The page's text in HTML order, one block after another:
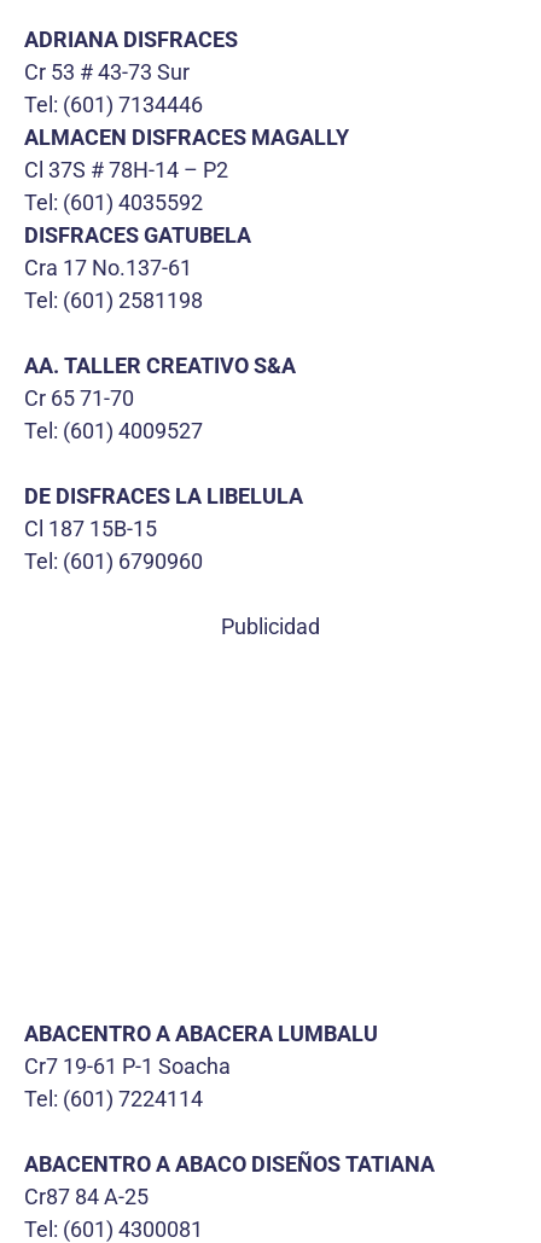
ADRIANA DISFRACES
Cr 53 # 43-73 Sur
Tel: (601) 7134446
ALMACEN DISFRACES MAGALLY
Cl 37S # 78H-14 – P2
Tel: (601) 4035592
DISFRACES GATUBELA
Cra 17 No.137-61
Tel: (601) 2581198
AA. TALLER CREATIVO S&A
Cr 65 71-70
Tel: (601) 4009527
DE DISFRACES LA LIBELULA
Cl 187 15B-15
Tel: (601) 6790960
Publicidad
ABACENTRO A ABACERA LUMBALU
Cr7 19-61 P-1 Soacha
Tel: (601) 7224114
ABACENTRO A ABACO DISEÑOS TATIANA
Cr87 84 A-25
Tel: (601) 4300081